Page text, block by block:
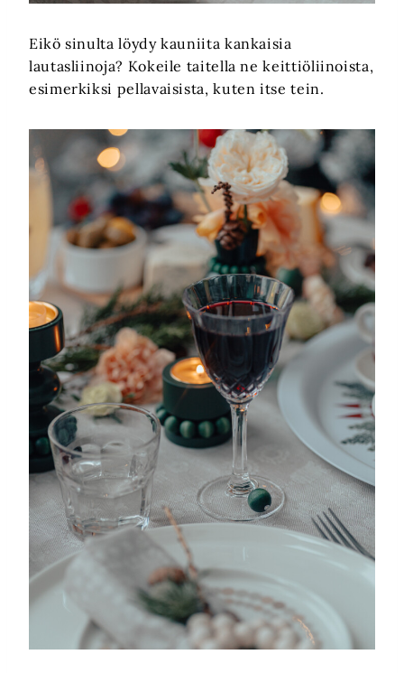
Eikö sinulta löydy kauniita kankaisia
lautasliinoja? Kokeile taitella ne keittiöliinoista,
esimerkiksi pellavaisista, kuten itse tein.